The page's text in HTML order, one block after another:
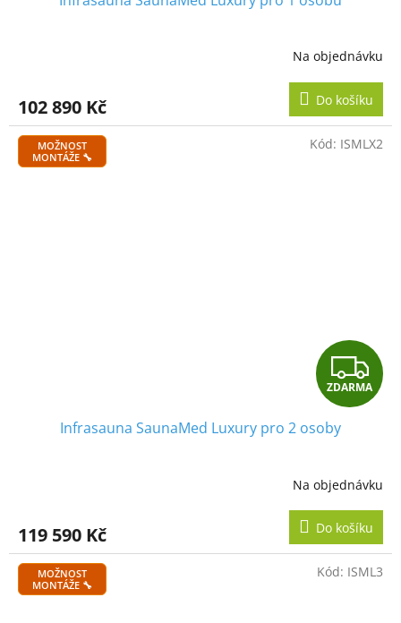
R
M
A
Na objednávku
102 890 Kč Do košíku
MOŽNOST
MONTÁŽE 🔧
Z
D
R
M
A
ZDARMA
Infrasauna SaunaMed Luxury pro 2 osoby
Na objednávku
119 590 Kč Do košíku
Kód: ISMLX2
MOŽNOST
MONTÁŽE 🔧
Kód: ISML3